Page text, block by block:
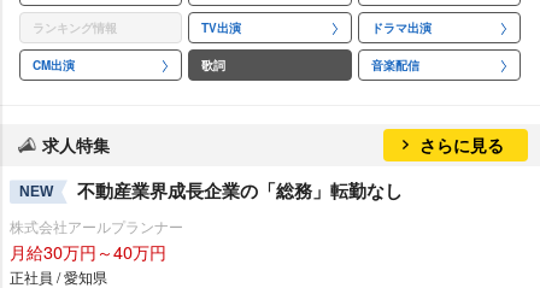
ランキング情報 TV出演 ドラマ出演
CM出演 歌詞 音楽配信
求人特集 さらに見る
NEW 不動産業界成長企業の「総務」転勤なし
株式会社アールプランナー
月給30万円～40万円
正社員 / 愛知県